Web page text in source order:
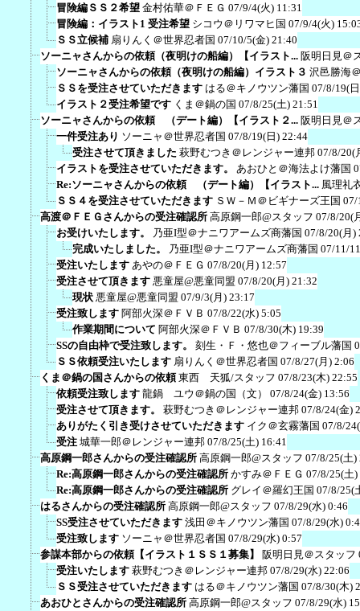
冒険編ＳＳ２希望 金村佑華＠ＦＥＧ 07/9/4(火) 11:31
冒険編：イラスト1 受注希望 シコウ＠リワマヒ国 07/9/4(火)
ＳＳ立候補 扇りんく＠世界忍者国 07/10/5(金) 21:40
ソーニャさんからの依頼（夜明けの船編）【イラスト... 阪明日見＠
ソーニャさんからの依頼（夜明けの船編）イラスト３ 沢邑勝海
ＳＳを受注させていただきます はる＠キノウツン藩国 07/8/19(
イラスト２受注希望です くま＠鍋の国 07/8/25(土) 21:51
ソーニャさんからの依頼 （デート編）【イラスト２... 阪明日見＠
一件受注あり ソーニャ＠世界忍者国 07/8/19(日) 22:44
受注させて頂きました 萩野むつき＠レンジャー連邦 07/8/20(
イラストを受注させていただきます。
あおひと＠海法よけ藩国
Re:ソーニャさんからの依頼 （デート編）【イラスト... 風理礼
ＳＳ４を受注させていただきます ＳＷ－Ｍ＠ビギナーズ王国 07/
高渡＠ＦＥＧさんからの受注確認所 高原鋼一郎@スタッフ 07/8/20(
お受けいたします。
乃亜I型＠ナニワアームズ商藩国 07/8/20(月)
完成いたしました。
乃亜I型＠ナニワアームズ商藩国 07/11/
受注いたします あやの＠ＦＥＧ 07/8/20(月) 12:57
受注させて頂きます 悪童屋@悪童同盟 07/8/20(月) 21:32
現状 悪童屋@悪童同盟 07/9/3(月) 23:17
受注致します 阿部火深＠ＦＶＢ 07/8/22(水) 5:05
作業期間について 阿部火深＠ＦＶＢ 07/8/30(木) 19:39
SSの自由枠で受注致します。
刻生・Ｆ・悠也＠フィーブル藩国
ＳＳ依頼受注いたします 扇りんく＠世界忍者国 07/8/27(月) 2:06
くま＠鍋の国さんからの依頼 東西 天狐/スタッフ 07/8/23(木) 22:55
依頼受注致します 龍鍋 ユウ＠鍋の国（文）
07/8/24(金) 13:56
受注させて頂きます。
萩野むつき＠レンジャー連邦 07/8/24(金)
ありがたく引き受けさせていただきます イク＠玄霧藩国 07/8/
受注 城華一郎＠レンジャー連邦 07/8/25(土) 16:41
高原鋼一郎さんからの受注確認所 高原鋼一郎@スタッフ 07/8/25(土)
Re:高原鋼一郎さんからの受注確認所 かすみ＠ＦＥＧ 07/8/25(土)
Re:高原鋼一郎さんからの受注確認所 グレイ＠羅幻王国 07/8/25(
はるさんからの受注確認所 高原鋼一郎@スタッフ 07/8/29(水) 0:46
SS受注させていただきます 浅田＠キノウツン藩国 07/8/29(水)
受注致します ソーニャ＠世界忍者国 07/8/29(水) 0:57
参謀本部からの依頼【イラスト１ＳＳ１募集】
阪明日見＠スタッフ
受注いたします 萩野むつき＠レンジャー連邦 07/8/29(水) 22:06
ＳＳ受注させていただきます はる＠キノウツン藩国 07/8/30(木)
あおひとさんからの受注確認所 高原鋼一郎@スタッフ 07/8/29(水)